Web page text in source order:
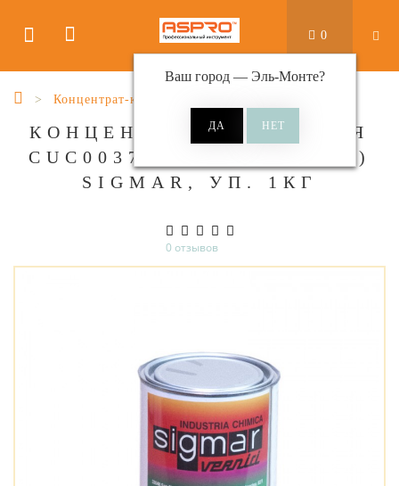
Ваш город — Эль-Монте?
0
Концентрат-красителя
КОНЦЕНТРАТ КРАСИТЕЛЯ
CUC0037 (ТЕПЛЫЙ ОРЕХ)
SIGMAR, УП. 1КГ
0 отзывов